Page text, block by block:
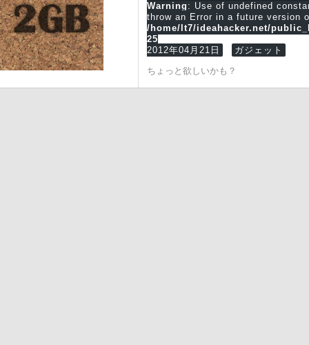
Warning : Use of undefined
throw an Error in a future version
/home/lt7/ideahacker.net/
25
2012年04月21日
ガジェット
ちょっと欲しいかも？